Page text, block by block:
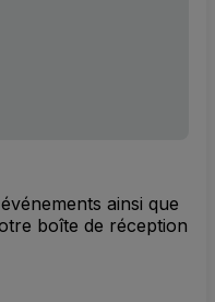
ainsi que
boîte de réception